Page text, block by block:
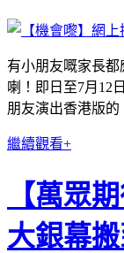
有小朋友嘅家長
喇！即日至7月12
朋友演出香港版的
繼續觀看+
【萬眾
大銀幕